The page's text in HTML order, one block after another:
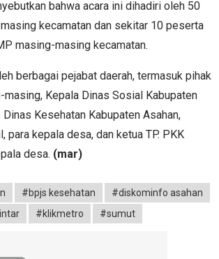
bahwa acara ini dihadiri oleh 50
kecamatan dan sekitar 10 peserta
masing-masing kecamatan.
berbagai pejabat daerah, termasuk pihak
masing, Kepala Dinas Sosial Kabupaten
Kesehatan Kabupaten Asahan,
para kepala desa, dan ketua TP. PKK
desa. (mar)
#bpjs kesehatan
#diskominfo asahan
#klikmetro #sumut